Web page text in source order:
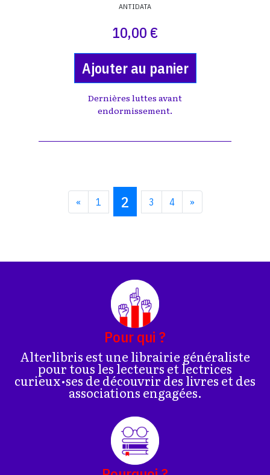
ANTIDATA
10,00 €
Ajouter au panier
Dernières luttes avant
endormissement.
« 1 2 3 4 »
Pour qui ?
Alterlibris est une librairie généraliste
pour tous les lecteurs et lectrices
curieux•ses de découvrir des livres et des
associations engagées.